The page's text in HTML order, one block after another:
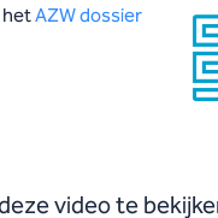
hetAZW dossier
video te